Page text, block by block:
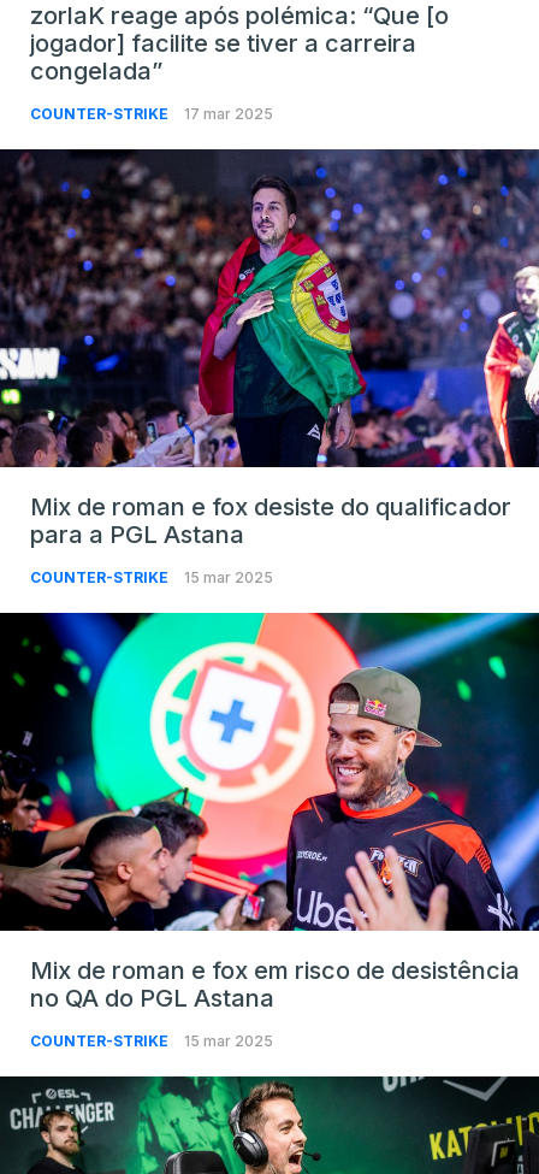
zorlaK reage após polémica: “Que [o
jogador] facilite se tiver a carreira
congelada”
COUNTER-STRIKE 17 mar 2025
Mix de roman e fox desiste do qualificador
para a PGL Astana
COUNTER-STRIKE 15 mar 2025
Mix de roman e fox em risco de desistência
no QA do PGL Astana
COUNTER-STRIKE 15 mar 2025